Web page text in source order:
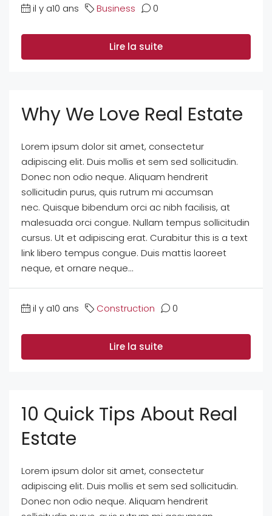
il y a10 ans Business 0
Lire la suite
Why We Love Real Estate
Lorem ipsum dolor sit amet, consectetur
adipiscing elit. Duis mollis et sem sed sollicitudin.
Donec non odio neque. Aliquam hendrerit
sollicitudin purus, quis rutrum mi accumsan
nec. Quisque bibendum orci ac nibh facilisis, at
malesuada orci congue. Nullam tempus sollicitudin
cursus. Ut et adipiscing erat. Curabitur this is a text
link libero tempus congue. Duis mattis laoreet
neque, et ornare neque...
il y a10 ans Construction 0
Lire la suite
10 Quick Tips About Real
Estate
Lorem ipsum dolor sit amet, consectetur
adipiscing elit. Duis mollis et sem sed sollicitudin.
Donec non odio neque. Aliquam hendrerit